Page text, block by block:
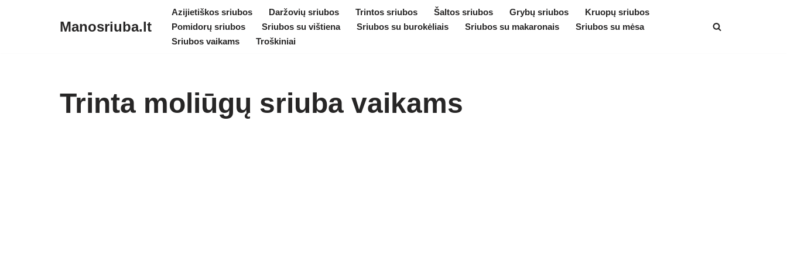
Manosriuba.lt
Azijietiškos sriubos Daržovių sriubos Trintos sriubos Šaltos sriubos Grybų sriubos
Kruopų sriubos
Pomidorų sriubos
Sriubos su vištiena Sriubos su burokėliais Sriubos su makaronais
Sriubos su mėsa
Sriubos vaikams
Troškiniai
Trinta moliūgų sriuba vaikams